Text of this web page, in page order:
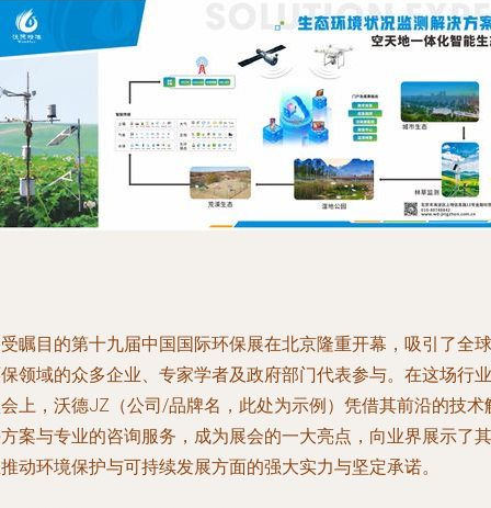
瞩目的第十九届中国国际环保展在北京隆重开幕，吸引了全球
领域的众多企业、专家学者及政府部门代表参与。在这场行业
上，沃德JZ（公司/品牌名，此处为示例）凭借其前沿的技术
案与专业的咨询服务，成为展会的一大亮点，向业界展示了其
动环境保护与可持续发展方面的强大实力与坚定承诺。